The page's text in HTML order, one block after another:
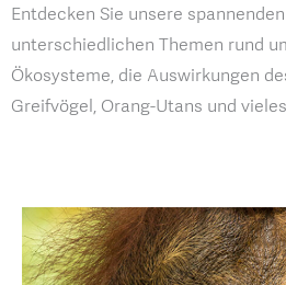
Entdecken Sie unsere
unterschiedlichen Themen rund
Ökosysteme, die Auswirkungen
Greifvögel, Orang-Utans und